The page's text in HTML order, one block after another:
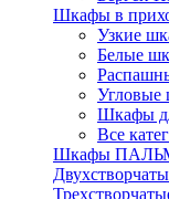
Шкафы в
Узкие
Белые
Шкафы
Все
Шкафы